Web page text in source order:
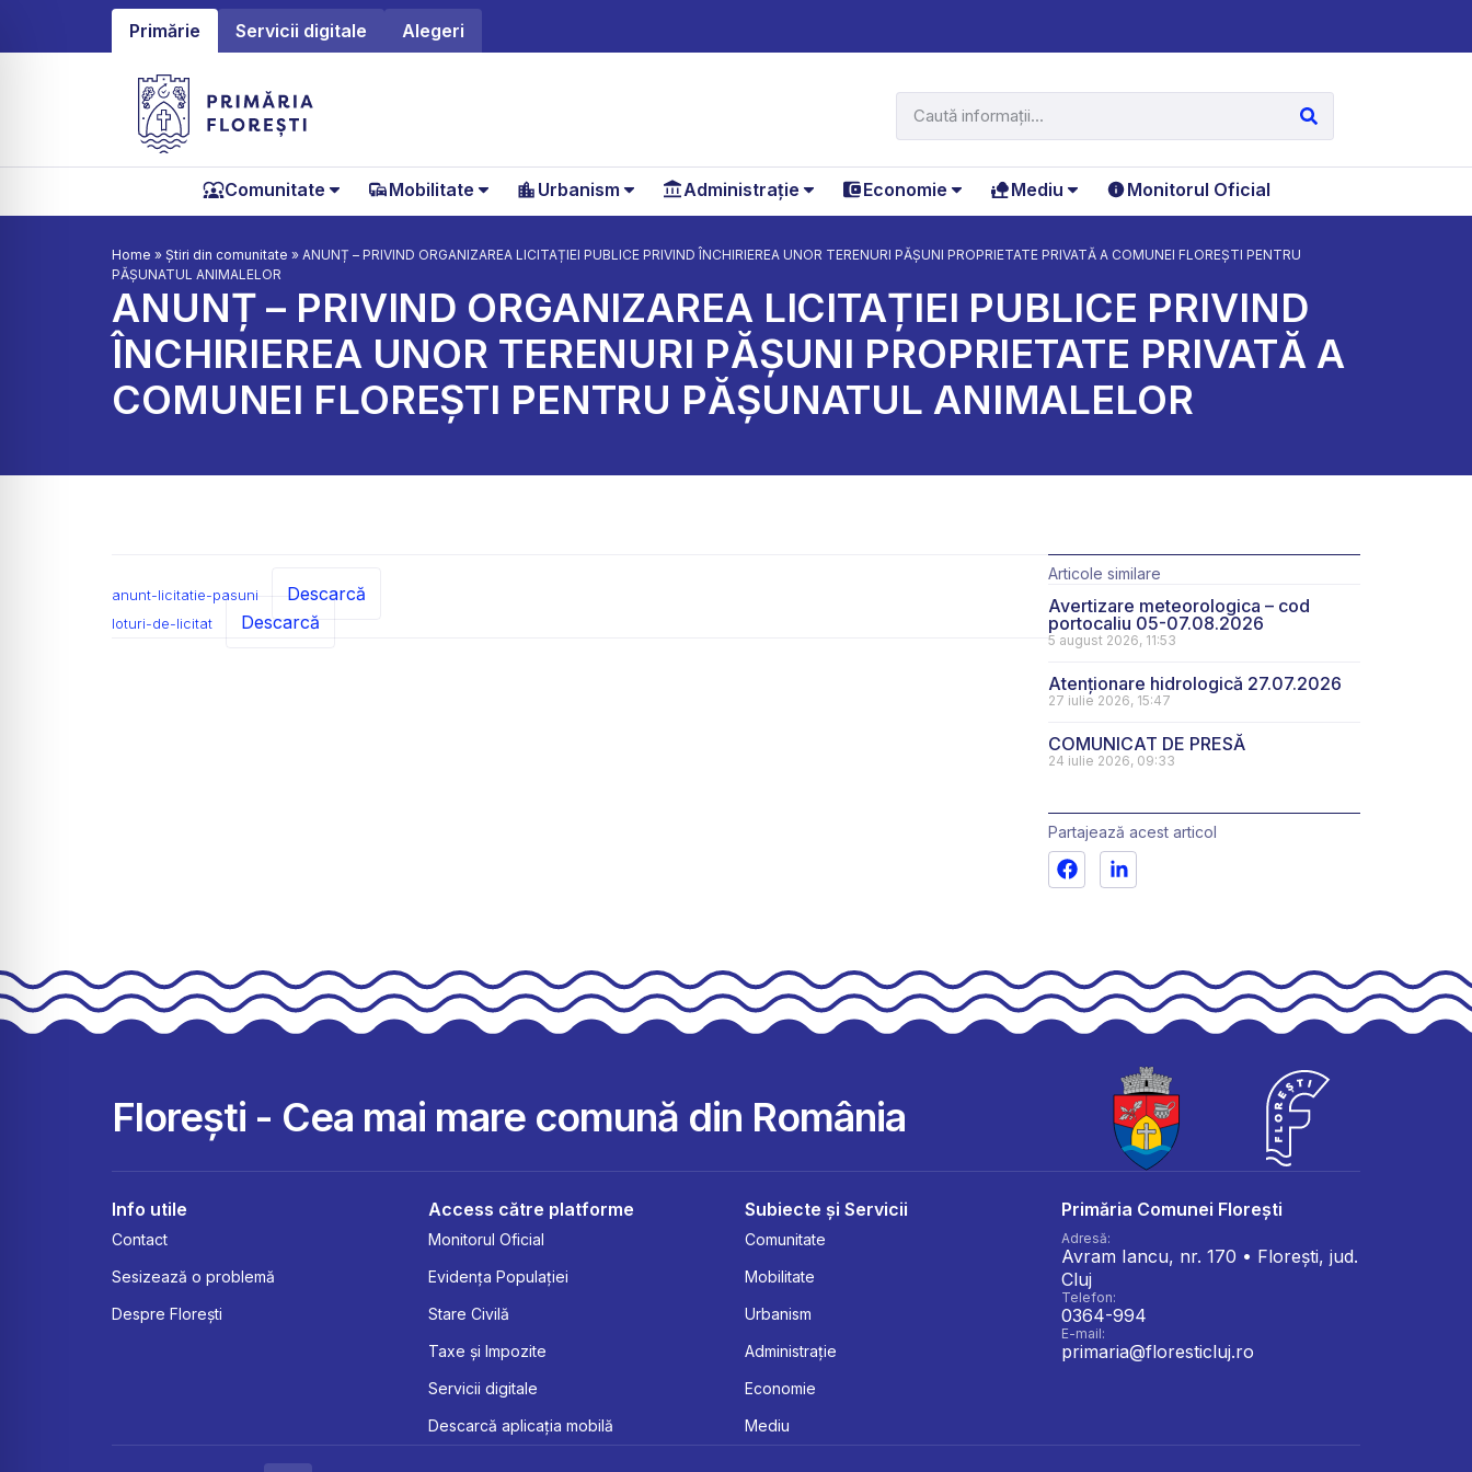
Primărie Servicii digitale Alegeri
Comunitate Mobilitate Urbanism Administrație Economie Mediu Monitorul Oficial
Home » Știri din comunitate » ANUNȚ – PRIVIND ORGANIZAREA LICITAȚIEI PUBLICE PRIVIND ÎNCHIRIEREA UNOR TERENURI PĂȘUNI PROPRIETATE PRIVATĂ A COMUNEI FLOREȘTI PENTRU
PĂȘUNATUL ANIMALELOR
ANUNȚ – PRIVIND ORGANIZAREA LICITAȚIEI PUBLICE PRIVIND
ÎNCHIRIEREA UNOR TERENURI PĂȘUNI PROPRIETATE PRIVATĂ A
COMUNEI FLOREȘTI PENTRU PĂȘUNATUL ANIMALELOR
anunt-licitatie-pasuni Descarcă
loturi-de-licitat Descarcă
Articole similare
Avertizare meteorologica – cod
portocaliu 05-07.08.2026
5 august 2026, 11:53
Atenționare hidrologică 27.07.2026
27 iulie 2026, 15:47
COMUNICAT DE PRESĂ
24 iulie 2026, 09:33
Partajează acest articol
Florești - Cea mai mare comună din România
Info utile
Contact
Sesizează o problemă
Despre Florești
Access către platforme
Monitorul Oficial
Evidența Populației
Stare Civilă
Taxe și Impozite
Servicii digitale
Descarcă aplicația mobilă
Subiecte și Servicii
Comunitate
Mobilitate
Urbanism
Administrație
Economie
Mediu
Primăria Comunei Florești
Adresă:
Avram Iancu, nr. 170 • Florești, jud.
Cluj
Telefon:
0364-994
E-mail:
primaria@floresticluj.ro